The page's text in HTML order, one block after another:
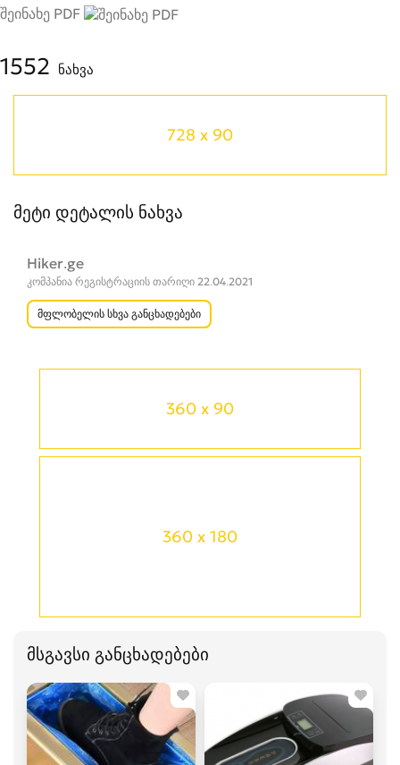
360 x 90
360 x 180
მსგავსი განცხადებები
შეინახე PDF
1552 ნახვა
728 x 90
მეტი დეტალის ნახვა
Hiker.ge
კომპანია რეგისტრაციის თარიღი 22.04.2021
მფლობელის სხვა განცხადებები